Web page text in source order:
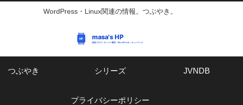
WordPress・Linux関連の情報。つぶやき。
つぶやき シリーズ JVNDB
プライバシーポリシー